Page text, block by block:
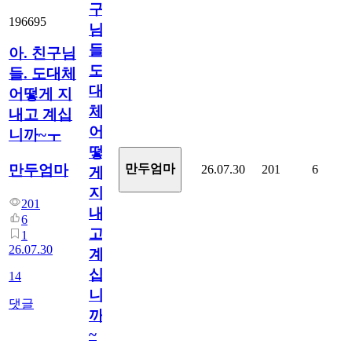
196695
아. 친구님
들. 도대체
어떻게 지
내고 계십
니까~ㅜ
만두엄마
201
6
1
26.07.30
14
댓글
구
님
들.
도
대
체
어
떻
게
지
내
고
계
십
니
까
~
만두엄마 26.07.30 201 6